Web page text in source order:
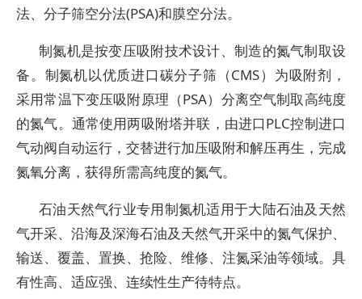
法、分子筛空分法(PSA)和膜空分法。
制氮机是按变压吸附技术设计、制造的氮气制取设
备。制氮机以优质进口碳分子筛（CMS）为吸附剂，
采用常温下变压吸附原理（PSA）分离空气制取高纯度
的氮气。通常使用两吸附塔并联，由进口PLC控制进口
气动阀自动运行，交替进行加压吸附和解压再生，完成
氮氧分离，获得所需高纯度的氮气。
石油天然气行业专用制氮机适用于大陆石油及天然
气开采、沿海及深海石油及天然气开采中的氮气保护、
输送、覆盖、置换、抢险、维修、注氮采油等领域。具
有性高、适应强、连续性生产待特点。